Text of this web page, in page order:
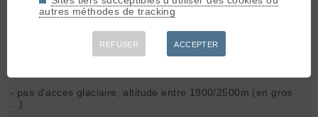
- Pas forcement super confort mais ayant au moins un poêle
- pas d'acces glaciaire, altitude entre 1900/2500m (en gros
...)
autres méthodes de tracking
REFUSER ACCEPTER